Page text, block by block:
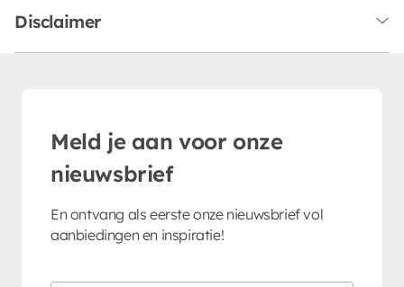
Disclaimer
Meld je aan voor onze
nieuwsbrief
En ontvang als eerste onze nieuwsbrief vol
aanbiedingen en inspiratie!